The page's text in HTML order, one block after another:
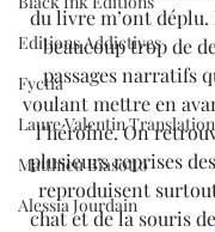
Editions Addictives
Fyctia
Laure Valentin Translation
Matthieu Biasotto
Alessia Jourdain
du livre m’ont
beaucoup trop de
passages narratifs
voulant mettre en
l’héroïne. On
plusieurs reprises
reproduisent
chat et de la souris